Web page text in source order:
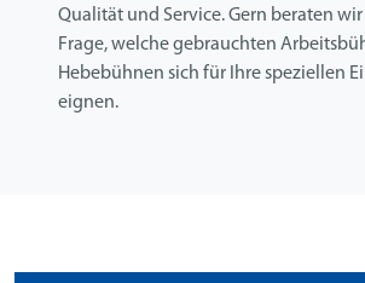
Qualität und Service. Gern beraten wir
Frage, welche gebrauchten
Hebebühnen sich für Ihre speziellen
eignen.